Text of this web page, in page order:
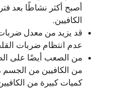
أصبح أكثر نشاطًا بعد
الكافيين.
قد يزيد من معدل
عدم انتظام ضربات
من الصعب أيضًا على
من الكافيين من الجسم
كميات كبيرة من